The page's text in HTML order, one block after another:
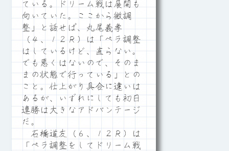
ている。ドリーム戦は展開も
向いていた。ここから微調
整」と話せば、丸尾義孝
（４、１２Ｒ）は「ペラ調整
はしているけど、直らない。
でも悪くはないので、そのま
まの状態で行っている」との
こと。仕上がり具合に違いは
あるが、いずれにしても初日
連勝は大きなアドバンテージ
だ。
石橋道友（６、１２Ｒ）は
「ペラ調整をしてドリーム戦